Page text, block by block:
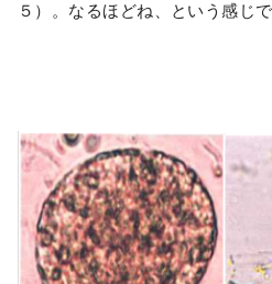
５）。なるほどね、という感じで